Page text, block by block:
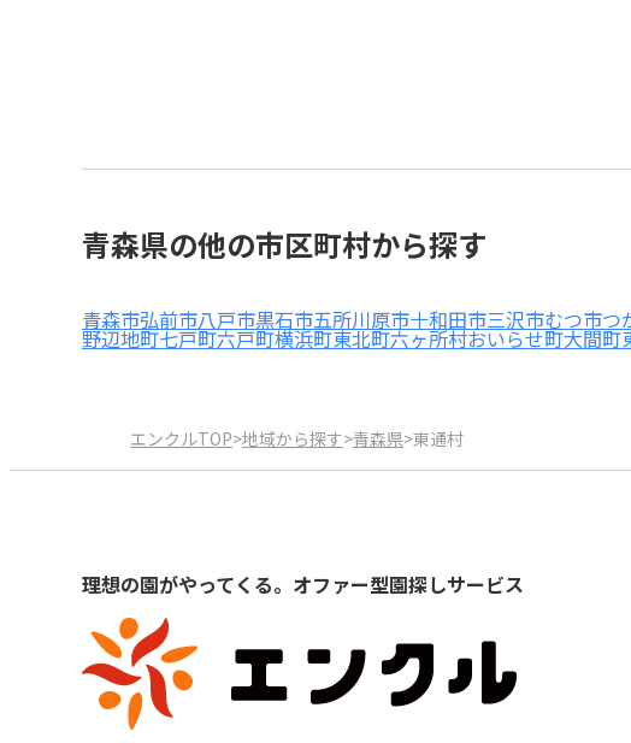
青森県の他の市区町村から探す
青森市弘前市八戸市黒石市五所川原市十和田市三沢市むつ市つ
野辺地町七戸町六戸町横浜町東北町六ヶ所村おいらせ町大間町
エンクルTOP>地域から探す>青森県>東通村
理想の園がやってくる。オファー型園探しサービス